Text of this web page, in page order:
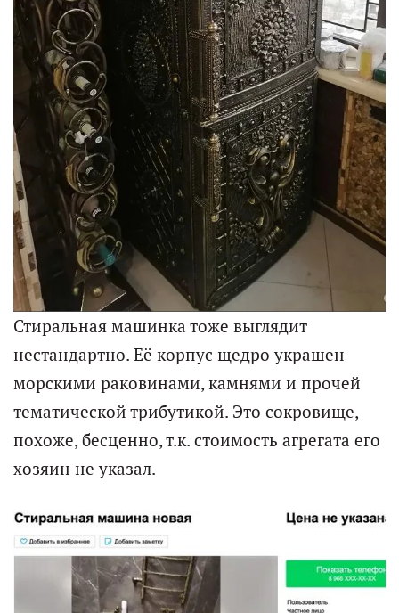
Стиральная машинка тоже выглядит
нестандартно. Её корпус щедро украшен
морскими раковинами, камнями и прочей
тематической трибутикой. Это сокровище,
похоже, бесценно, т.к. стоимость агрегата его
хозяин не указал.